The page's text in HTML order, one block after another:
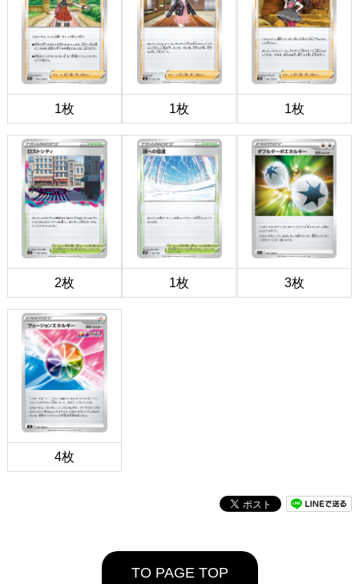
1枚 1枚 1枚
2枚 1枚 3枚
4枚
TO PAGE TOP